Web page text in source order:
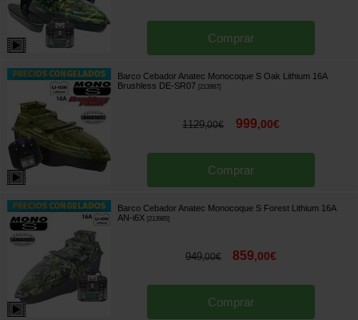
Comprar
Barco Cebador Anatec Monocoque S Oak Lithium 16A
Brushless DE-SR07 [213987]
1129,00€ 999,00€
Comprar
Barco Cebador Anatec Monocoque S Forest Lithium 16A
AN-i6X [213985]
949,00€ 859,00€
Comprar